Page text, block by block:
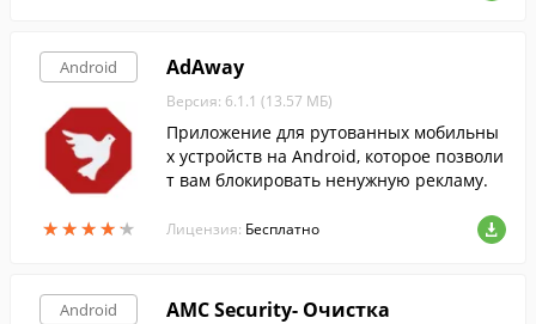
Android
★★★★★
★★★★★
AdAway
Версия: 6.1.1 (13.57 МБ)
Приложение для рутованных мобильны
х устройств на Android, которое позволи
т вам блокировать ненужную рекламу.
Лицензия: Бесплатно
Android AMC Security- Очистка